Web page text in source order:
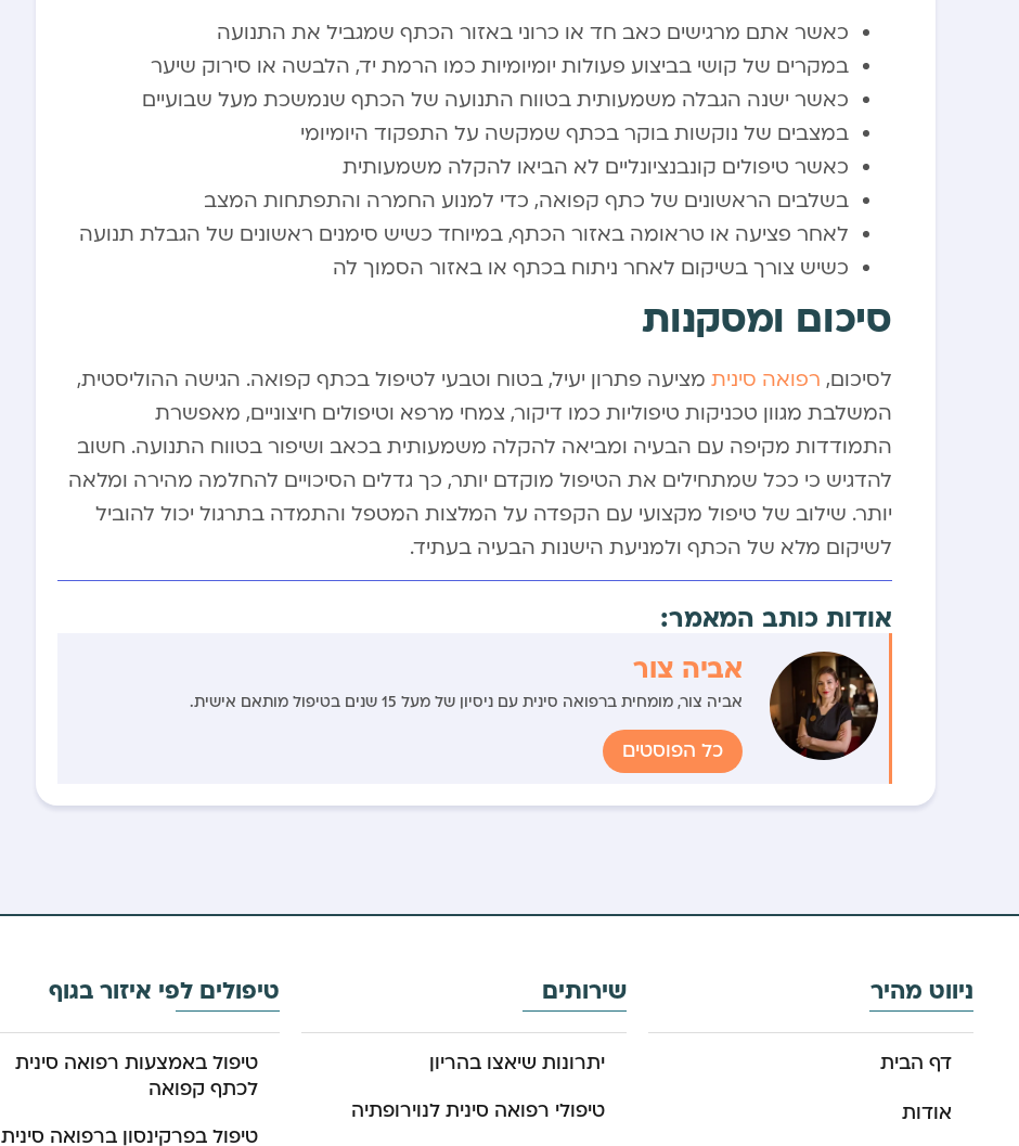
כאשר אתם מרגישים כאב חד או כרוני באזור הכתף שמגביל את התנועה
במקרים של קושי בביצוע פעולות יומיומיות כמו הרמת יד, הלבשה או סירוק שיער
כאשר ישנה הגבלה משמעותית בטווח התנועה של הכתף שנמשכת מעל שבועיים
במצבים של נוקשות בוקר בכתף שמקשה על התפקוד היומיומי
כאשר טיפולים קונבנציונליים לא הביאו להקלה משמעותית
בשלבים הראשונים של כתף קפואה, כדי למנוע החמרה והתפתחות המצב
לאחר פציעה או טראומה באזור הכתף, במיוחד כשיש סימנים ראשונים של הגבלת תנועה
כשיש צורך בשיקום לאחר ניתוח בכתף או באזור הסמוך לה
סיכום ומסקנות
לסיכום, רפואה סינית מציעה פתרון יעיל, בטוח וטבעי לטיפול בכתף קפואה. הגישה ההוליסטית,
המשלבת מגוון טכניקות טיפוליות כמו דיקור, צמחי מרפא וטיפולים חיצוניים, מאפשרת
התמודדות מקיפה עם הבעיה ומביאה להקלה משמעותית בכאב ושיפור בטווח התנועה. חשוב
להדגיש כי ככל שמתחילים את הטיפול מוקדם יותר, כך גדלים הסיכויים להחלמה מהירה ומלאה
יותר. שילוב של טיפול מקצועי עם הקפדה על המלצות המטפל והתמדה בתרגול יכול להוביל
לשיקום מלא של הכתף ולמניעת הישנות הבעיה בעתיד.
אודות כותב המאמר:
אביה צור
אביה צור, מומחית ברפואה סינית עם ניסיון של מעל 15 שנים בטיפול מותאם אישית.
כל הפוסטים
ניווט מהיר
דף הבית
אודות
שירותים
יתרונות שיאצו בהריון
טיפולי רפואה סינית לנוירופתיה
טיפולים לפי איזור בגוף
טיפול באמצעות רפואה סינית
לכתף קפואה
טיפול בפרקינסון ברפואה סינית